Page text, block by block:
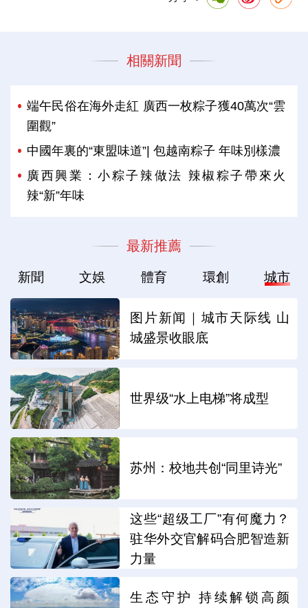
相關新聞
端午民俗在海外走紅 廣西一枚粽子獲40萬次“雲
圍觀”
中國年裏的“東盟味道”| 包越南粽子 年味別樣濃
廣西興業：小粽子辣做法 辣椒粽子帶來火
辣“新”年味
最新推薦
新聞 文娛 體育 環創 城市
图片新闻｜城市天际线 山
城盛景收眼底
世界级“水上电梯”将成型
苏州：校地共创“同里诗光”
这些“超级工厂”有何魔力？
驻华外交官解码合肥智造新
力量
生态守护 持续解锁高颜